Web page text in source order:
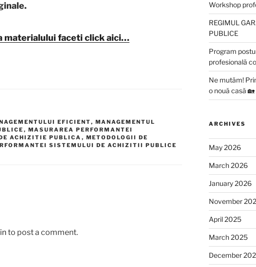
materialului faceti click aici…
EFICIENT, MANAGEMENTUL
, MASURAREA PERFORMANTEI
ACHIZITIE PUBLICA , METODOLOGII DE
SISTEMULUI DE ACHIZITII PUBLICE
to post a comment.
Workshop
REGIMUL
PUBLICE
Program
profesională
Ne mutăm!
o nouă casă 🏡
ARCHIVES
May 2026
March 2026
January 2026
November
April 2025
March 2025
December